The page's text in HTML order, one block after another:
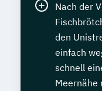
Nach der
den
einfach
schnell
Meernähe